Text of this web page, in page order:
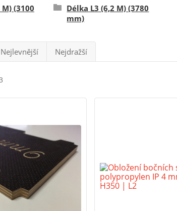
(3100
Délka L3 (6,2 M) (3780
mm)
Nejlevnější Nejdražší